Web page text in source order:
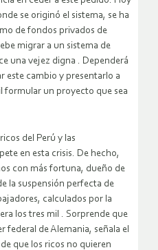
se originó el sistema, se ha
de fondos privados de
migrar a un sistema de
una vejez digna . Dependerá
este cambio y presentarlo a
formular un proyecto que sea
del Perú y las
en esta crisis. De hecho,
con más fortuna, dueño de
la suspensión perfecta de
calculados por la
los tres mil . Sorprende que
federal de Alemania, señala el
que los ricos no quieren